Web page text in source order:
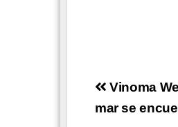
de
Vinoma
mar se